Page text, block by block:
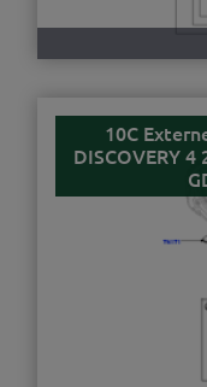
10C
DISCOVERY